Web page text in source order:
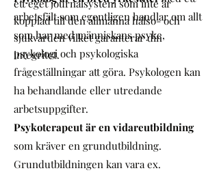
arbetsfält som egentligen handlar om allt
som har med människans psyke,
psykologi och psykologiska
frågeställningar att göra. Psykologen kan
ha behandlande eller utredande
arbetsuppgifter.
Psykoterapeut är en vidareutbildning
som kräver en grundutbildning.
Grundutbildningen kan vara ex.
ett eget journalsystem som inte är
kopplad till den allmänna hälso- och
sjukvården vilket garanterar din
integritet.